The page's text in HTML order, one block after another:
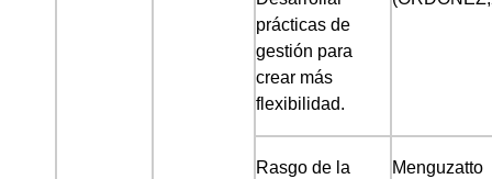
prácticas de
gestión para
crear más
flexibilidad.
Rasgo de la
Menguzatto